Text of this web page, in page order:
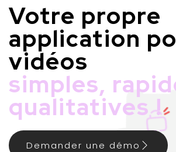
Votre propre
application
vidéos
simples,
qualitatives !
Demander une démo